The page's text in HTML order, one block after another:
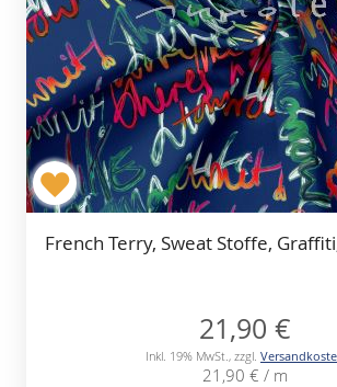
French Terry, Sweat Stoffe,
21,90 €
Inkl. 19% MwSt. , zzgl.
21,90 € / m